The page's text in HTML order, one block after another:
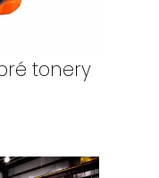
tonery